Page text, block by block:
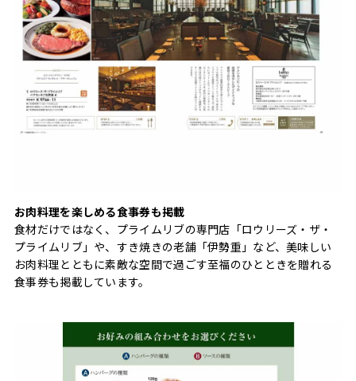
お肉料理を楽しめる食事券も掲載
食材だけではなく、プライムリブの専門店「ロウリーズ・ザ・
プライムリブ」や、すき焼きの老舗「伊勢重」など、美味しい
お肉料理とともに素敵な空間で過ごす至福のひとときを贈れる
食事券も掲載しています。